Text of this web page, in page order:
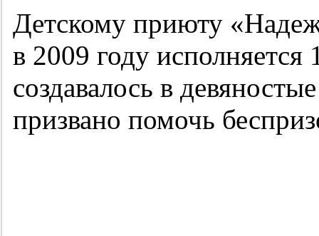
Детскому приюту
в 2009 году
создавалось в
призвано помочь